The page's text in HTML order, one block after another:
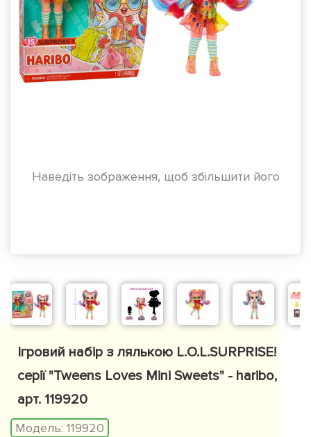
Наведіть зображення, щоб збільшити його
Ігровий набір з лялькою L.O.L.SURPRISE!
серії "Tweens Loves Mini Sweets" - haribo,
арт. 119920
Модель: 119920